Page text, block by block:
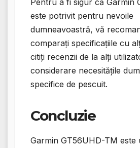
Pentru a fi sigur că Garmin
este potrivit pentru nevoile
dumneavoastră, vă
comparați specificațiile cu
citiți recenzii de la alți
considerare necesitățile
specifice de pescuit.
Concluzie
Garmin GT56UHD-TM